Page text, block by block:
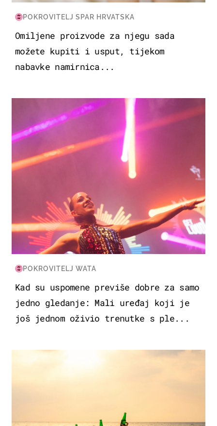
POKROVITELJ SPAR HRVATSKA
Omiljene proizvode za njegu sada
možete kupiti i usput, tijekom
nabavke namirnica...
KULTURA & ZABAVA
POKROVITELJ WATA
Kad su uspomene previše dobre za samo
jedno gledanje: Mali uređaj koji je
još jednom oživio trenutke s ple...